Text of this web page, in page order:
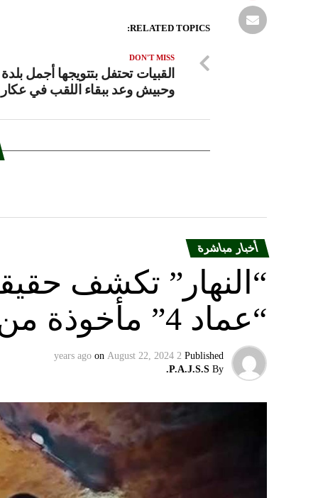
RELATED TOPICS:
DON'T MISS
القبيات تحتفل بتتويجها أجمل بلدة
وحبيش وعد ببقاء اللقب في عكار
أخبار مباشرة
“النهار” تكشف
“عماد 4” مأخوذة من أوكرانيا….
Published
2 years ago
on August 22, 2024
By
P.A.J.S.S.